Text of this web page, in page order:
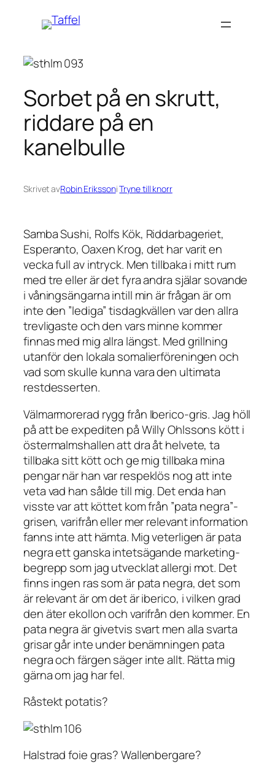
Sorbet på en skrutt,
riddare på en
kanelbulle
Skrivet avRobin ErikssoniTryne till knorr
Samba Sushi, Rolfs Kök, Riddarbageriet,
Esperanto, Oaxen Krog, det har varit en
vecka full av intryck. Men tillbaka i mitt rum
med tre eller är det fyra andra själar sovande
i våningsängarna intill min är frågan är om
inte den ”lediga” tisdagkvällen var den allra
trevligaste och den vars minne kommer
finnas med mig allra längst. Med grillning
utanför den lokala somalierföreningen och
vad som skulle kunna vara den ultimata
restdesserten.
Välmarmorerad rygg från Iberico-gris. Jag höll
på att be expediten på Willy Ohlssons kött i
östermalmshallen att dra åt helvete, ta
tillbaka sitt kött och ge mig tillbaka mina
pengar när han var respeklös nog att inte
veta vad han sålde till mig. Det enda han
visste var att köttet kom från ”pata negra”-
grisen, varifrån eller mer relevant information
fanns inte att hämta. Mig veterligen är pata
negra ett ganska intetsägande marketing-
begrepp som jag utvecklat allergi mot. Det
finns ingen ras som är pata negra, det som
är relevant är om det är iberico, i vilken grad
den äter ekollon och varifrån den kommer. En
pata negra är givetvis svart men alla svarta
grisar går inte under benämningen pata
negra och färgen säger inte allt. Rätta mig
gärna om jag har fel.
Råstekt potatis?
Halstrad foie gras? Wallenbergare?